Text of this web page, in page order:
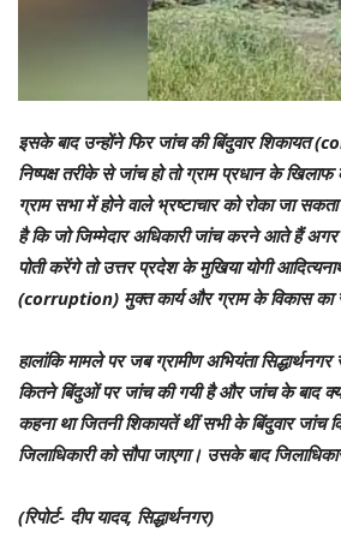
इसके बाद उन्होंने फिर जांच की बिंदुवार शिकायत
निष्पक्ष तरीके से जांच हो तो ग्राम प्रधान के खिलाफ
ग्राम सभा में होने वाले भ्रष्टाचार को रोका जा
है कि जो जिम्मेदार अधिकारी जांच करने आते हैं
पोती करेंगे तो उत्तर प्रदेश के मुखिया योगी
(corruption) मुक्त कार्य और ग्राम के विकास का
हालांकि मामले पर जब ग्रामीण अभियंता
कितने बिंदुओं पर जांच की गयी है और जांच के बाद क्या
कहना था जितनी शिकायतें थीं सभी के बिंदुवार जांच
जिलाधिकारी को सौपा जाएगा। उसके बाद
(रिपोर्ट- दीप यादव, सिद्धार्थनगर)